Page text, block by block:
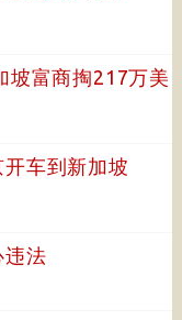
坡富商掏217万美
车到新加坡
违法